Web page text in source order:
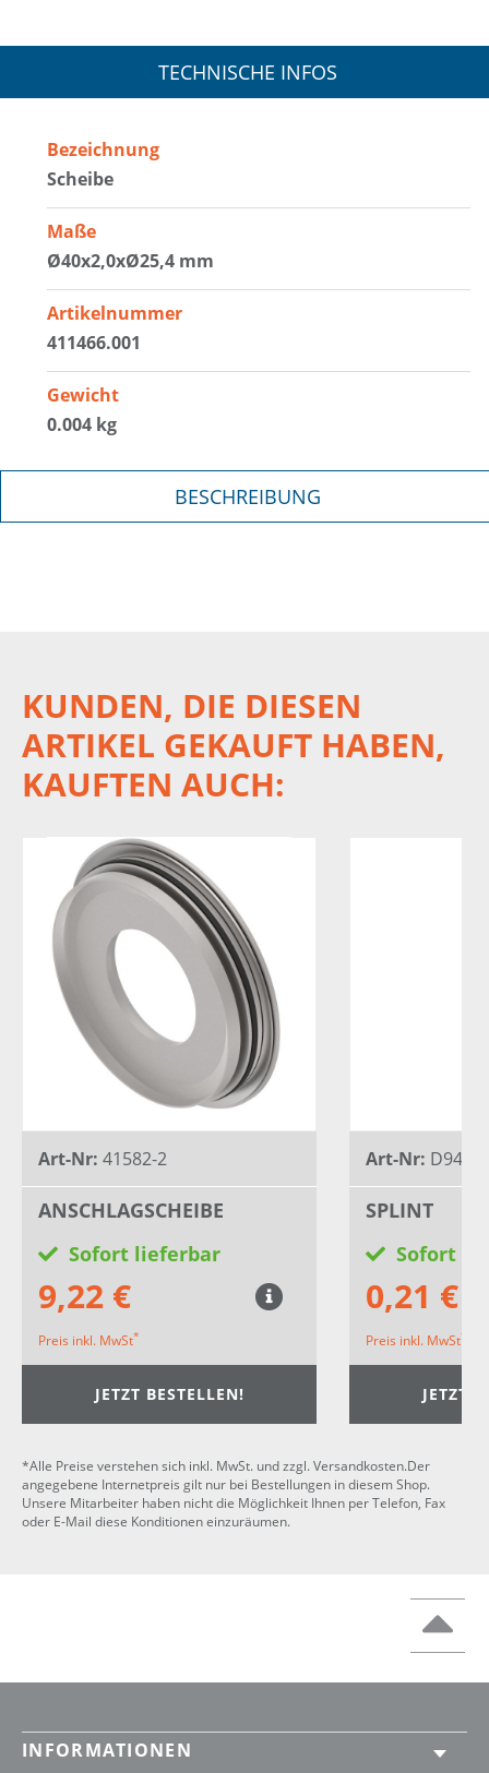
TECHNISCHE INFOS
Bezeichnung
Scheibe
Maße
Ø40x2,0xØ25,4 mm
Artikelnummer
411466.001
Gewicht
0.004 kg
BESCHREIBUNG
KUNDEN, DIE DIESEN
ARTIKEL GEKAUFT HABEN,
KAUFTEN AUCH:
Art-Nr: 41582-2
ANSCHLAGSCHEIBE
Sofort lieferbar
9,22 €
Preis inkl. MwSt*
JETZT BESTELLEN!
Art-Nr:
SPLINT
Sofort
0,21 €
Preis inkl. MwSt*
JETZT
*Alle Preise verstehen sich inkl. MwSt. und zzgl. Versandkosten.Der
angegebene Internetpreis gilt nur bei Bestellungen in diesem Shop.
Unsere Mitarbeiter haben nicht die Möglichkeit Ihnen per Telefon, Fax
oder E-Mail diese Konditionen einzuräumen.
INFORMATIONEN